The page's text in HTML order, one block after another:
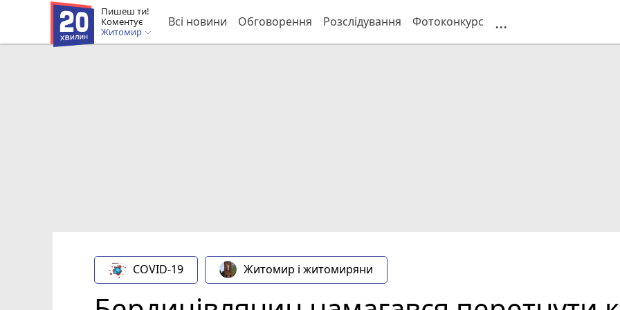
Пишеш ти!
Коментує
Житомир
Всі новини Обговорення Розслідування Фотоконкурс ...
COVID-19 Житомир і житомиряни